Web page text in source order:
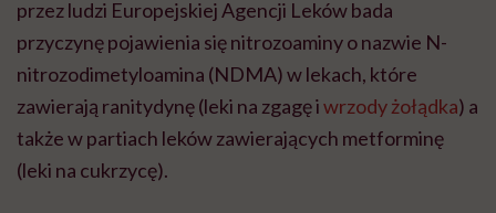
przez ludzi Europejskiej Agencji Leków bada
przyczynę pojawienia się nitrozoaminy o nazwie N-
nitrozodimetyloamina (NDMA) w lekach, które
zawierają ranitydynę (leki na zgagę iwrzody żołądka) a
także w partiach leków zawierających metforminę
(leki na cukrzycę).